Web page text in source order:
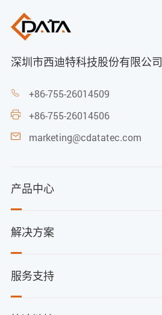
深圳市西迪特科技股份有限公司
 +86-755-26014509
 +86-755-26014506
 marketing@cdatatec.com
产品中心
解决方案
服务支持